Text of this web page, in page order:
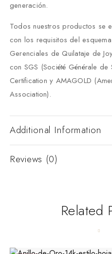
generación.
Todos nuestros productos se
con los requisitos del
Gerenciales de Quilataje de
con SGS (Société Générale de
Certification y AMAGOLD
Association).
Additional Information
Reviews (0)
Related